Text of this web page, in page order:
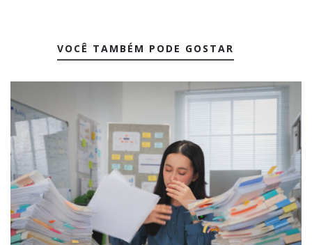
VOCÊ TAMBÉM PODE GOSTAR